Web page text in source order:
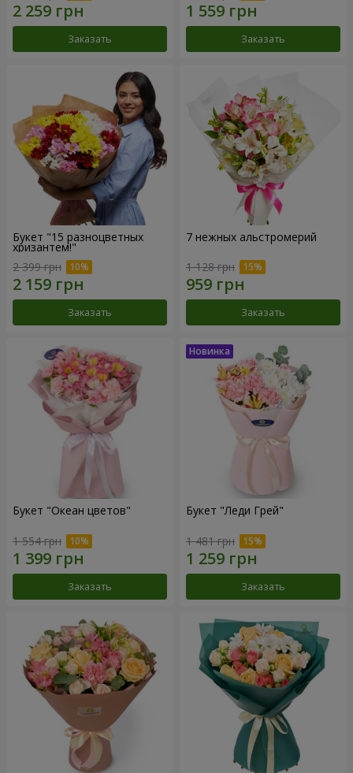
Заказать Заказать
Букет "15 разноцветных
хризантем!"
2 399 грн
Заказать
7 нежных альстромерий
1 128 грн
Заказать
Букет "Океан цветов"
1 554 грн
Заказать
Букет "Леди Грей"
1 481 грн
Заказать